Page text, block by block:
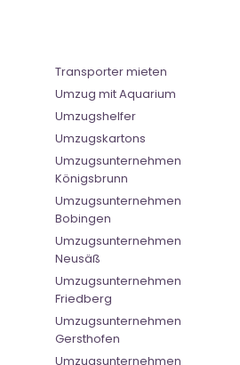
Transporter mieten
Umzug mit Aquarium
Umzugshelfer
Umzugskartons
Umzugsunternehmen
Königsbrunn
Umzugsunternehmen
Bobingen
Umzugsunternehmen
Neusäß
Umzugsunternehmen
Friedberg
Umzugsunternehmen
Gersthofen
Umzugsunternehmen